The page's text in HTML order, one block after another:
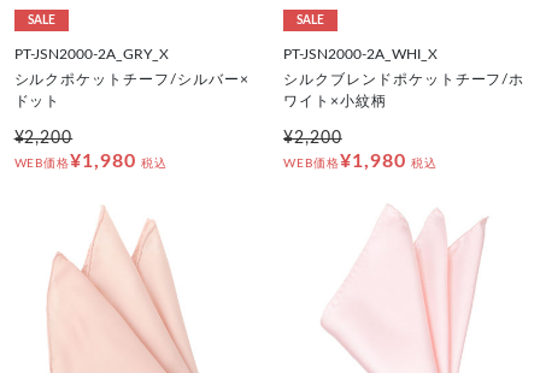
SALE
PT-JSN2000-2A_GRY_X
シルクポケットチーフ/シルバー×
ドット
¥2,200
WEB価格¥1,980 税込
SALE
PT-JSN2000-2A_WHI_X
シルクブレンドポケットチーフ/ホ
ワイト×小紋柄
¥2,200
WEB価格¥1,980 税込